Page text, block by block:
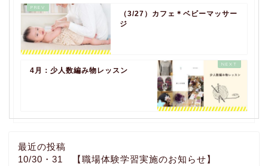
（3/27）カフェ＊ベビーマッサー
ジ
4月：少人数編み物レッスン
最近の投稿
10/30・31 【職場体験学習実施のお知らせ】